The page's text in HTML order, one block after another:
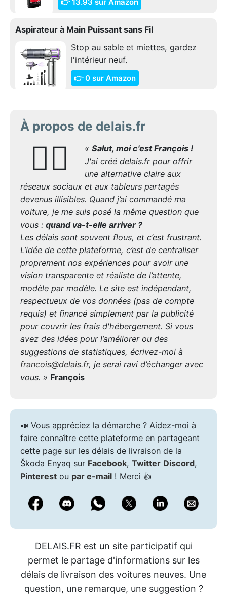
Aspirateur à Main Puissant sans Fil
Stop au sable et miettes, gardez
l'intérieur neuf.
👉 0 sur Amazon
À propos de delais.fr
🙋‍♂️ « Salut, moi c'est François !
J'ai créé delais.fr pour offrir
une alternative claire aux
réseaux sociaux et aux tableurs partagés
devenus illisibles. Quand j’ai commandé ma
voiture, je me suis posé la même question que
vous : quand va-t-elle arriver ?
Les délais sont souvent flous, et c’est frustrant.
L’idée de cette plateforme, c’est de centraliser
proprement nos expériences pour avoir une
vision transparente et réaliste de l’attente,
modèle par modèle. Le site est indépendant,
respectueux de vos données (pas de compte
requis) et financé simplement par la publicité
pour couvrir les frais d'hébergement. Si vous
avez des idées pour l’améliorer ou des
suggestions de statistiques, écrivez-moi à
francois@delais.fr, je serai ravi d’échanger avec
vous. » François
📣 Vous appréciez la démarche ? Aidez-moi à
faire connaître cette plateforme en partageant
cette page sur les délais de livraison de la
Škoda Enyaq sur Facebook, Twitter Discord,
Pinterest ou par e-mail ! Merci 👍
DELAIS.FR est un site participatif qui
permet le partage d'informations sur les
délais de livraison des voitures neuves. Une
question, une remarque, une suggestion ?